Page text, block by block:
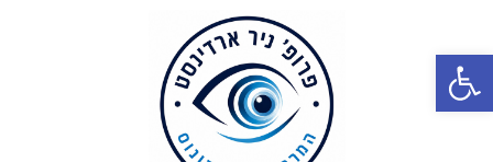
פתח סרגל נגישות